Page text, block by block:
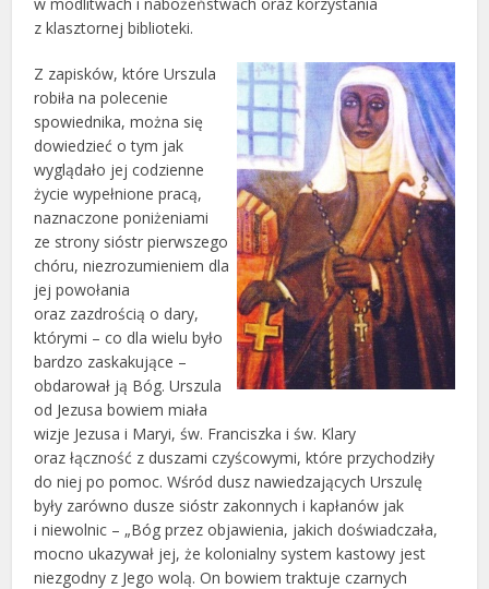
z klasztornej biblioteki.
Z zapisków, które Urszula
robiła na polecenie
spowiednika, można się
dowiedzieć o tym jak
wyglądało jej codzienne
życie wypełnione pracą,
naznaczone poniżeniami
ze strony sióstr pierwszego
chóru, niezrozumieniem dla
jej powołania
oraz zazdrością o dary,
którymi – co dla wielu było
bardzo zaskakujące –
obdarował ją Bóg. Urszula
od Jezusa bowiem miała
wizje Jezusa i Maryi, św. Franciszka i św. Klary
oraz łączność z duszami czyścowymi, które przychodziły
do niej po pomoc. Wśród dusz nawiedzających Urszulę
były zarówno dusze sióstr zakonnych i kapłanów jak
i niewolnic – „Bóg przez objawienia, jakich doświadczała,
mocno ukazywał jej, że kolonialny system kastowy jest
niezgodny z Jego wolą. On bowiem traktuje czarnych